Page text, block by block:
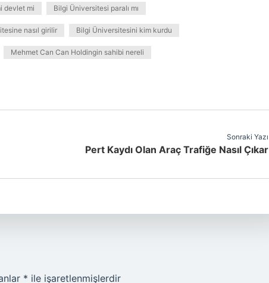
devlet mi Bilgi Üniversitesi paralı mı
nasıl girilir Bilgi Üniversitesini kim kurdu
Mehmet Can Can Holdingin sahibi nereli
Sonraki Yazı
Pert Kaydı Olan Araç Trafiğe Nasıl Çıkar
* ile işaretlenmişlerdir